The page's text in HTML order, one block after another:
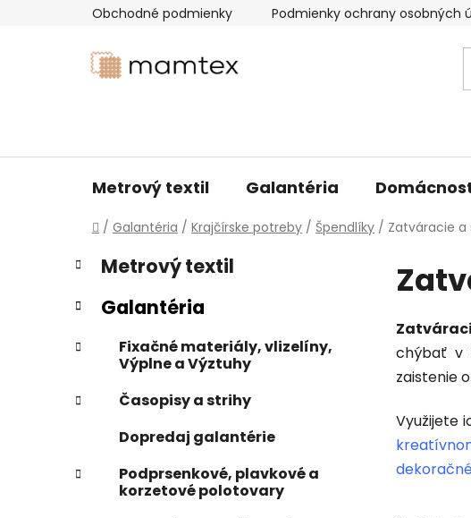
Obchodné podmienky Podmienky ochrany osobných
Metrový textil Galantéria
Domov
/ Galantéria / Krajčírske potreby / Špendlíky / Zatváracie a
B
o
č
ý
a
l
Preskočiť
kategórie
K
a
t
e
ó
i
e
Metrový textil
Galantéria
Fixačné materiály, vlizelíny,
Výplne a Výztuhy
Časopisy a strihy
Dopredaj galantérie
Podprsenkové, plavkové a
korzetové polotovary
chýbať v
zaistenie
Využijete